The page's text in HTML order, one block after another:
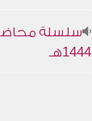
سلسلة
1444هـ